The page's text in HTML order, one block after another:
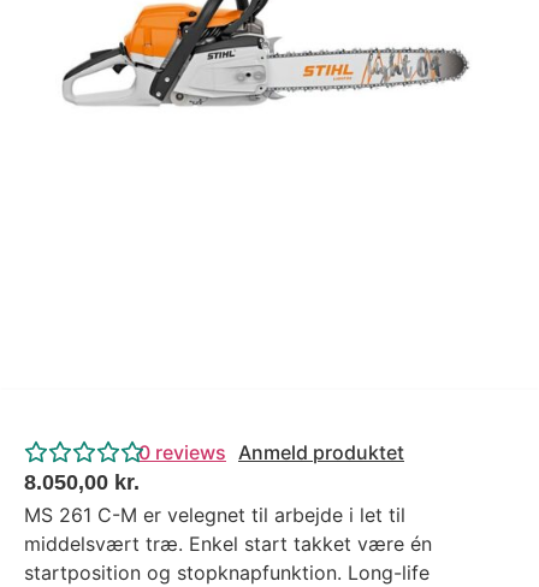
4.4 Google Reviews
4.7 Trustpilot
0 reviews Anmeld produktet
8.050,00 kr.
MS 261 C-M er velegnet til arbejde i let til
middelsvært træ. Enkel start takket være én
startposition og stopknapfunktion. Long-life